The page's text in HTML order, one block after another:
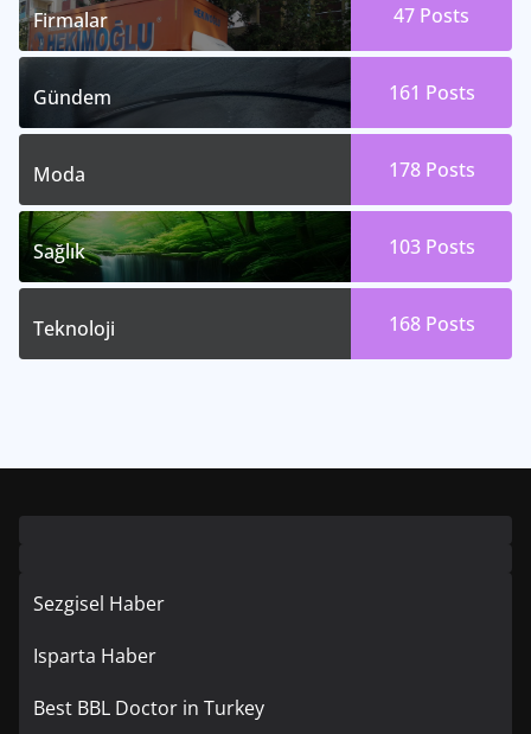
Firmalar 47 Posts
Gündem 161 Posts
Moda 178 Posts
Sağlık 103 Posts
Teknoloji 168 Posts
Sezgisel Haber
Isparta Haber
Best BBL Doctor in Turkey